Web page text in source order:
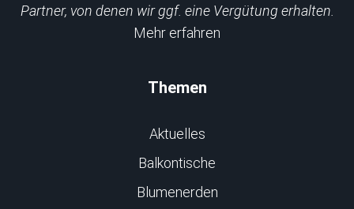
Partner, von denen wir ggf. eine Vergütung erhalten.
Mehr erfahren
Themen
Aktuelles
Balkontische
Blumenerden